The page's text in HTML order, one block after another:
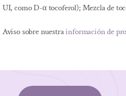
UI, como D-α tocoferol); Mezcla de
Aviso sobre nuestrainformación de